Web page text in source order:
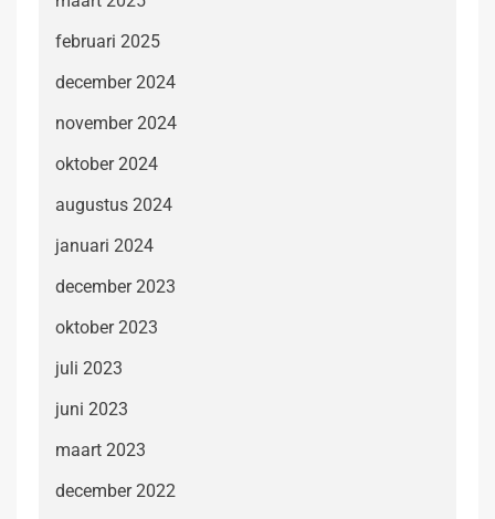
februari 2025
december 2024
november 2024
oktober 2024
augustus 2024
januari 2024
december 2023
oktober 2023
juli 2023
juni 2023
maart 2023
december 2022